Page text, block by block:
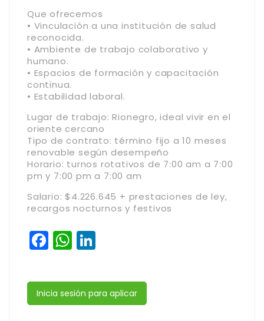
Que ofrecemos
• Vinculación a una institución de salud
reconocida.
• Ambiente de trabajo colaborativo y
humano.
• Espacios de formación y capacitación
continua.
• Estabilidad laboral.
Lugar de trabajo: Rionegro, ideal vivir en el
oriente cercano
Tipo de contrato: término fijo a 10 meses
renovable según desempeño
Horario: turnos rotativos de 7:00 am a 7:00
pm y 7:00 pm a 7:00 am
Salario: $4.226.645 + prestaciones de ley,
recargos nocturnos y festivos
Facebook
WhatsApp
Inicia sesión para aplicar